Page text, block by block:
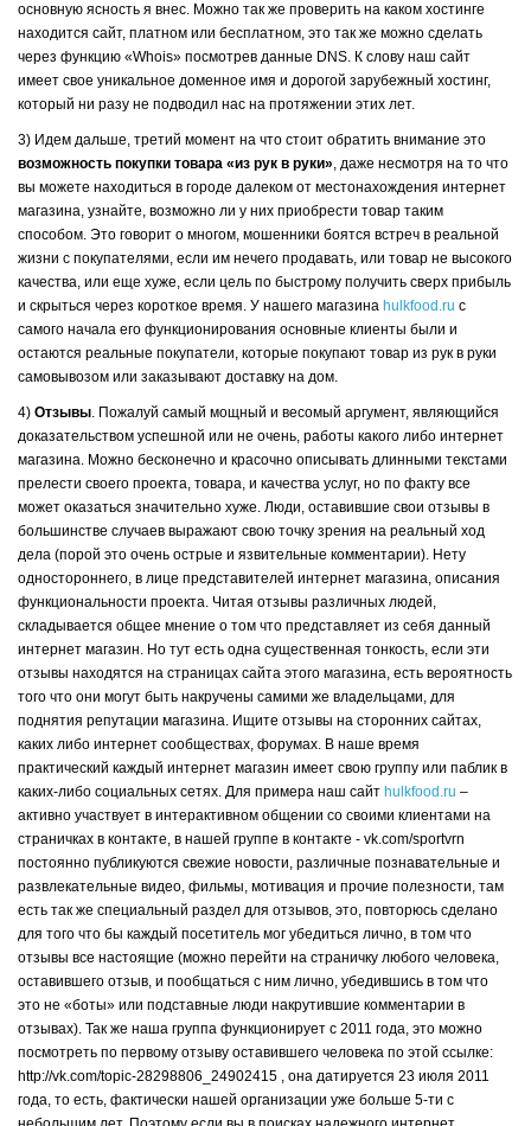
основную ясность я внес. Можно так же проверить на каком хостинге
находится сайт, платном или бесплатном, это так же можно сделать
через функцию «Whois» посмотрев данные DNS. К слову наш сайт
имеет свое уникальное доменное имя и дорогой зарубежный хостинг,
который ни разу не подводил нас на протяжении этих лет.
3) Идем дальше, третий момент на что стоит обратить внимание это
возможность покупки товара «из рук в руки», даже несмотря на то что
вы можете находиться в городе далеком от местонахождения интернет
магазина, узнайте, возможно ли у них приобрести товар таким
способом. Это говорит о многом, мошенники боятся встреч в реальной
жизни с покупателями, если им нечего продавать, или товар не высокого
качества, или еще хуже, если цель по быстрому получить сверх прибыль
и скрыться через короткое время. У нашего магазина hulkfood.ru с
самого начала его функционирования основные клиенты были и
остаются реальные покупатели, которые покупают товар из рук в руки
самовывозом или заказывают доставку на дом.
4) Отзывы. Пожалуй самый мощный и весомый аргумент, являющийся
доказательством успешной или не очень, работы какого либо интернет
магазина. Можно бесконечно и красочно описывать длинными текстами
прелести своего проекта, товара, и качества услуг, но по факту все
может оказаться значительно хуже. Люди, оставившие свои отзывы в
большинстве случаев выражают свою точку зрения на реальный ход
дела (порой это очень острые и язвительные комментарии). Нету
одностороннего, в лице представителей интернет магазина, описания
функциональности проекта. Читая отзывы различных людей,
складывается общее мнение о том что представляет из себя данный
интернет магазин. Но тут есть одна существенная тонкость, если эти
отзывы находятся на страницах сайта этого магазина, есть вероятность
того что они могут быть накручены самими же владельцами, для
поднятия репутации магазина. Ищите отзывы на сторонних сайтах,
каких либо интернет сообществах, форумах. В наше время
практический каждый интернет магазин имеет свою группу или паблик в
каких-либо социальных сетях. Для примера наш сайт hulkfood.ru –
активно участвует в интерактивном общении со своими клиентами на
страничках в контакте, в нашей группе в контакте - vk.com/sportvrn
постоянно публикуются свежие новости, различные познавательные и
развлекательные видео, фильмы, мотивация и прочие полезности, там
есть так же специальный раздел для отзывов, это, повторюсь сделано
для того что бы каждый посетитель мог убедиться лично, в том что
отзывы все настоящие (можно перейти на страничку любого человека,
оставившего отзыв, и пообщаться с ним лично, убедившись в том что
это не «боты» или подставные люди накрутившие комментарии в
отзывах). Так же наша группа функционирует с 2011 года, это можно
посмотреть по первому отзыву оставившего человека по этой ссылке:
http://vk.com/topic-28298806_24902415 , она датируется 23 июля 2011
года, то есть, фактически нашей организации уже больше 5-ти с